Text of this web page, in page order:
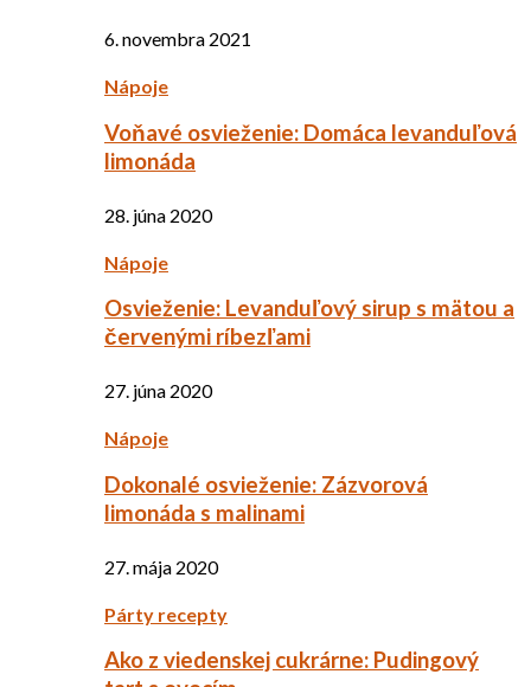
6. novembra 2021
Nápoje
Voňavé osvieženie: Domáca levanduľová
limonáda
28. júna 2020
Nápoje
Osvieženie: Levanduľový sirup s mätou a
červenými ríbezľami
27. júna 2020
Nápoje
Dokonalé osvieženie: Zázvorová
limonáda s malinami
27. mája 2020
Párty recepty
Ako z viedenskej cukrárne: Pudingový